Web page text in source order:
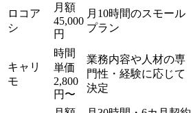
ロコア
シ
月額
45,000
円
月10時間のスモール
プラン
キャリ
モ
時間
単価
2,800
円〜
業務内容や人材の専
門性・経験に応じて
決定